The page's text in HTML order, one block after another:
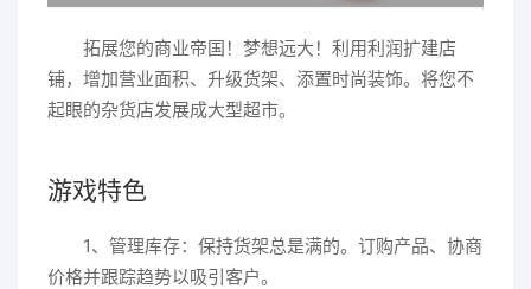
拓展您的商业帝国！梦想远大！利用利润扩建店
铺，增加营业面积、升级货架、添置时尚装饰。将您不
起眼的杂货店发展成大型超市。
游戏特色
1、管理库存：保持货架总是满的。订购产品、协商
价格并跟踪趋势以吸引客户。